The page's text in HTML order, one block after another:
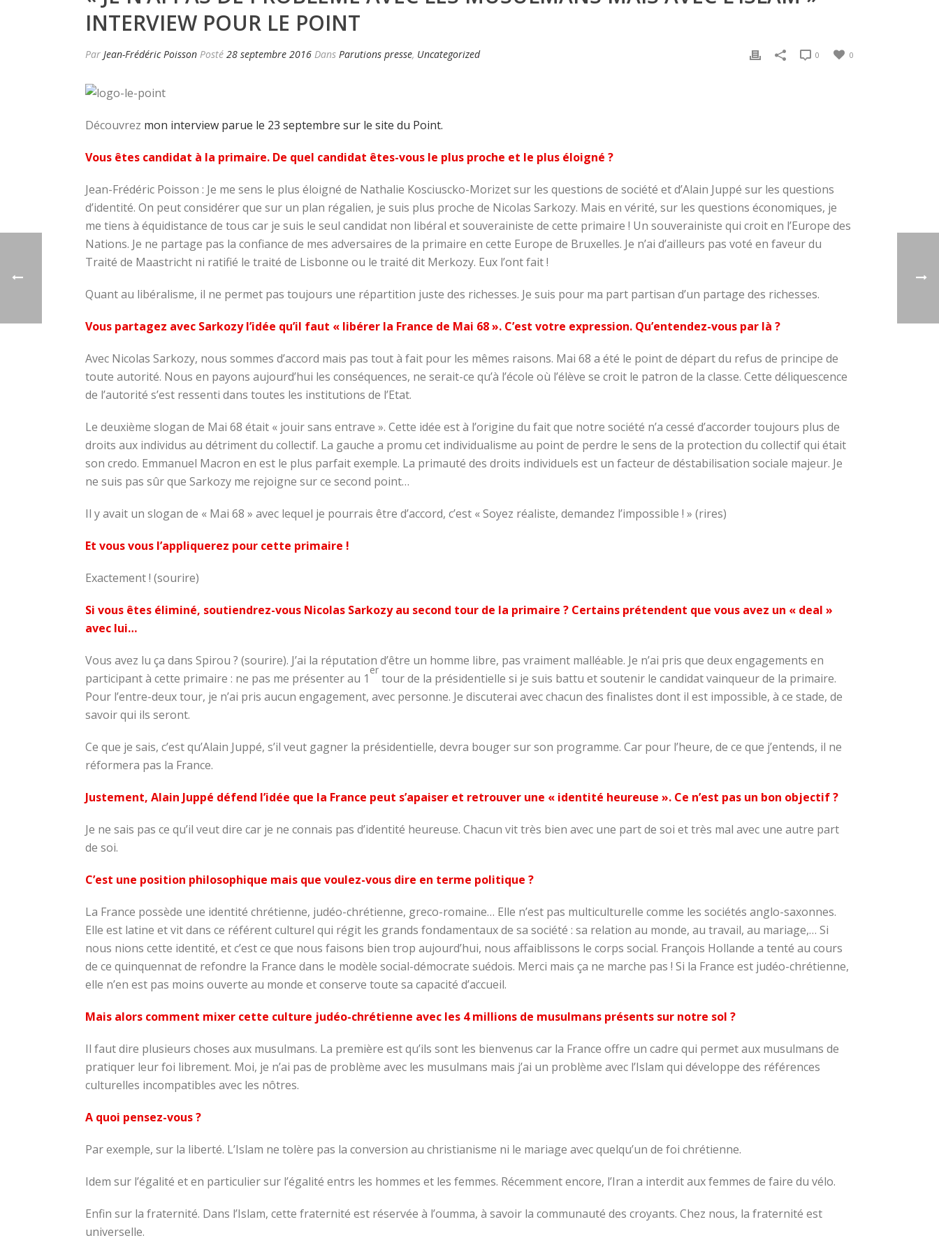
INTERVIEW POUR LE POINT
Par Jean-Frédéric Poisson Posté 28 septembre 2016 Dans Parutions presse, Uncategorized 0
0
Découvrez mon interview parue le 23 septembre sur le site du Point.
Vous êtes candidat à la primaire. De quel candidat êtes-vous le plus proche et le plus éloigné ?
Jean-Frédéric Poisson : Je me sens le plus éloigné de Nathalie Kosciuscko-Morizet sur les questions de société et d’Alain Juppé sur les questions
d’identité. On peut considérer que sur un plan régalien, je suis plus proche de Nicolas Sarkozy. Mais en vérité, sur les questions économiques, je
me tiens à équidistance de tous car je suis le seul candidat non libéral et souverainiste de cette primaire ! Un souverainiste qui croit en l’Europe des
Nations. Je ne partage pas la confiance de mes adversaires de la primaire en cette Europe de Bruxelles. Je n’ai d’ailleurs pas voté en faveur du
Traité de Maastricht ni ratifié le traité de Lisbonne ou le traité dit Merkozy. Eux l’ont fait !
Quant au libéralisme, il ne permet pas toujours une répartition juste des richesses. Je suis pour ma part partisan d’un partage des richesses.
Vous partagez avec Sarkozy l’idée qu’il faut « libérer la France de Mai 68 ». C’est votre expression. Qu’entendez-vous par là ?
Avec Nicolas Sarkozy, nous sommes d’accord mais pas tout à fait pour les mêmes raisons. Mai 68 a été le point de départ du refus de principe de
toute autorité. Nous en payons aujourd’hui les conséquences, ne serait-ce qu’à l’école où l’élève se croit le patron de la classe. Cette déliquescence
de l’autorité s’est ressenti dans toutes les institutions de l’Etat.
Le deuxième slogan de Mai 68 était « jouir sans entrave ». Cette idée est à l’origine du fait que notre société n’a cessé d’accorder toujours plus de
droits aux individus au détriment du collectif. La gauche a promu cet individualisme au point de perdre le sens de la protection du collectif qui était
son credo. Emmanuel Macron en est le plus parfait exemple. La primauté des droits individuels est un facteur de déstabilisation sociale majeur. Je
ne suis pas sûr que Sarkozy me rejoigne sur ce second point…
Il y avait un slogan de « Mai 68 » avec lequel je pourrais être d’accord, c’est « Soyez réaliste, demandez l’impossible ! » (rires)
Et vous vous l’appliquerez pour cette primaire !
Exactement ! (sourire)
Si vous êtes éliminé, soutiendrez-vous Nicolas Sarkozy au second tour de la primaire ? Certains prétendent que vous avez un « deal »
avec lui…
Vous avez lu ça dans Spirou ? (sourire). J’ai la réputation d’être un homme libre, pas vraiment malléable. Je n’ai pris que deux engagements en
participant à cette primaire : ne pas me présenter au 1
er
tour de la présidentielle si je suis battu et soutenir le candidat vainqueur de la primaire.
Pour l’entre-deux tour, je n’ai pris aucun engagement, avec personne. Je discuterai avec chacun des finalistes dont il est impossible, à ce stade, de
savoir qui ils seront.
Ce que je sais, c’est qu’Alain Juppé, s’il veut gagner la présidentielle, devra bouger sur son programme. Car pour l’heure, de ce que j’entends, il ne
réformera pas la France.
Justement, Alain Juppé défend l’idée que la France peut s’apaiser et retrouver une « identité heureuse ». Ce n’est pas un bon objectif ?
Je ne sais pas ce qu’il veut dire car je ne connais pas d’identité heureuse. Chacun vit très bien avec une part de soi et très mal avec une autre part
de soi.
C’est une position philosophique mais que voulez-vous dire en terme politique ?
La France possède une identité chrétienne, judéo-chrétienne, greco-romaine… Elle n’est pas multiculturelle comme les sociétés anglo-saxonnes.
Elle est latine et vit dans ce référent culturel qui régit les grands fondamentaux de sa société : sa relation au monde, au travail, au mariage,… Si
nous nions cette identité, et c’est ce que nous faisons bien trop aujourd’hui, nous affaiblissons le corps social. François Hollande a tenté au cours
de ce quinquennat de refondre la France dans le modèle social-démocrate suédois. Merci mais ça ne marche pas ! Si la France est judéo-chrétienne,
elle n’en est pas moins ouverte au monde et conserve toute sa capacité d’accueil.
Mais alors comment mixer cette culture judéo-chrétienne avec les 4 millions de musulmans présents sur notre sol ?
Il faut dire plusieurs choses aux musulmans. La première est qu’ils sont les bienvenus car la France offre un cadre qui permet aux musulmans de
pratiquer leur foi librement. Moi, je n’ai pas de problème avec les musulmans mais j’ai un problème avec l’Islam qui développe des références
culturelles incompatibles avec les nôtres.
A quoi pensez-vous ?
Par exemple, sur la liberté. L’Islam ne tolère pas la conversion au christianisme ni le mariage avec quelqu’un de foi chrétienne.
Idem sur l’égalité et en particulier sur l’égalité entrs les hommes et les femmes. Récemment encore, l’Iran a interdit aux femmes de faire du vélo.
Enfin sur la fraternité. Dans l’Islam, cette fraternité est réservée à l’oumma, à savoir la communauté des croyants. Chez nous, la fraternité est
universelle.